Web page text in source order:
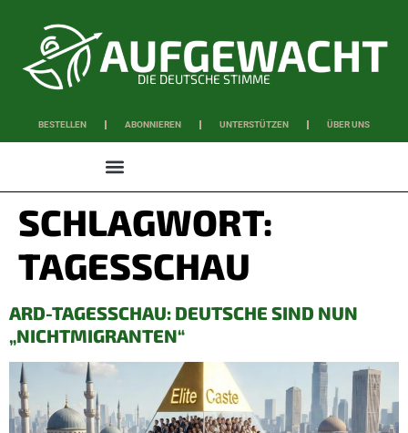
DIE DEUTSCHE STIMME
BESTELLEN ABONNIEREN UNTERSTÜTZEN ÜBER UNS
SCHLAGWORT:
TAGESSCHAU
ARD-TAGESSCHAU: DEUTSCHE SIND NUN
„NICHTMIGRANTEN“